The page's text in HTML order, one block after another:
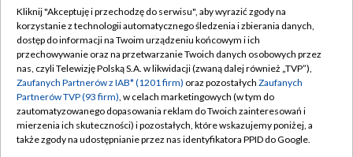
TVP
Abonament TVP
Emisja w TVP
Centrum informacji TVP
Naziemna Telewizja Cyfrowa
Regulamin TVP
Polityka prywatności
Moje zgody
Pomoc
Kliknij "Akceptuję i przechodzę do serwisu", aby wyrazić zgody na
korzystanie z technologii automatycznego śledzenia i zbierania danych,
dostęp do informacji na Twoim urządzeniu końcowym i ich
przechowywanie oraz na przetwarzanie Twoich danych osobowych przez
nas, czyli Telewizję Polską S.A. w likwidacji (zwaną dalej również „TVP”),
Zaufanych Partnerów z IAB* (1201 firm) oraz pozostałych Zaufanych
Partnerów TVP (93 firm), w celach marketingowych (w tym do
zautomatyzowanego dopasowania reklam do Twoich zainteresowań i
mierzenia ich skuteczności) i pozostałych, które wskazujemy poniżej, a
także zgody na udostępnianie przez nas identyfikatora PPID do Google.